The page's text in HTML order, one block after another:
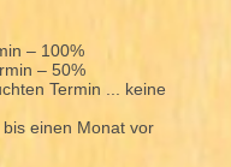
– 100%
– 50%
Termin ... keine
einen Monat vor